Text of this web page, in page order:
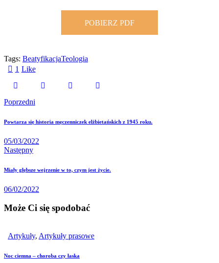
POBIERZ PDF
Tags: BeatyfikacjaTeologia
1 Like
Poprzedni
Powtarza się historia męczenniczek elżbietańskich z 1945 roku.
05/03/2022
Następny
Miały głębsze wejrzenie w to, czym jest życie.
06/02/2022
Może Ci się spodobać
Artykuły, Artykuły prasowe
Noc ciemna – choroba czy łaska